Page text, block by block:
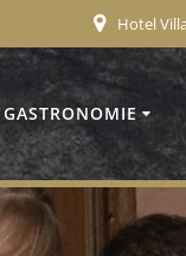
Hotel
GASTRONOMIE